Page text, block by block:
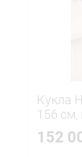
Кукла
156 см,
152